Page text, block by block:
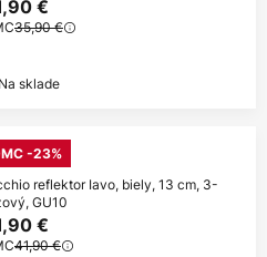
€
35,90 €
Na sklade
-23%
reflektor Iavo, biely, 13 cm, 3-
GU10
€
41,90 €